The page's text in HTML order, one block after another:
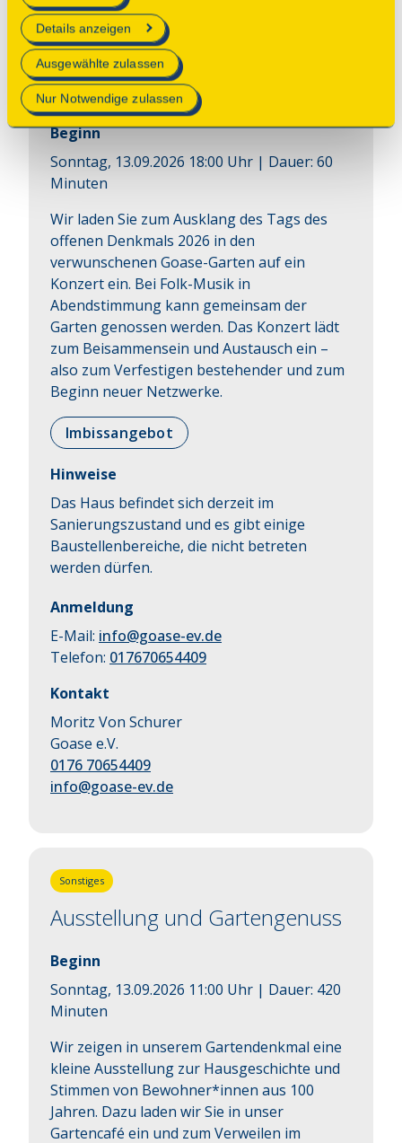
erforderlich sind.
Mehr Informationen finden Sie in unserer
Datenschutzerklärung.
Details anzeigen
Ausgewählte zulassen
Nur Notwendige zulassen
Konzert
Konzert im Denkmalgarten
Beginn
Sonntag, 13.09.2026 18:00 Uhr | Dauer: 60
Minuten
Wir laden Sie zum Ausklang des Tags des
offenen Denkmals 2026 in den
verwunschenen Goase-Garten auf ein
Konzert ein. Bei Folk-Musik in
Abendstimmung kann gemeinsam der
Garten genossen werden. Das Konzert lädt
zum Beisammensein und Austausch ein –
also zum Verfestigen bestehender und zum
Beginn neuer Netzwerke.
Imbissangebot
Hinweise
Das Haus befindet sich derzeit im
Sanierungszustand und es gibt einige
Baustellenbereiche, die nicht betreten
werden dürfen.
Anmeldung
E-Mail: info@goase-ev.de
Telefon: 017670654409
Kontakt
Moritz Von Schurer
Goase e.V.
0176 70654409
info@goase-ev.de
Sonstiges
Ausstellung und Gartengenuss
Beginn
Sonntag, 13.09.2026 11:00 Uhr | Dauer: 420
Minuten
Wir zeigen in unserem Gartendenkmal eine
kleine Ausstellung zur Hausgeschichte und
Stimmen von Bewohner*innen aus 100
Jahren. Dazu laden wir Sie in unser
Gartencafé ein und zum Verweilen im